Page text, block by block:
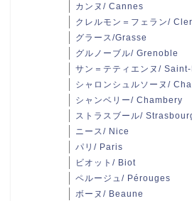
カンヌ/ Cannes
クレルモン＝フェラン/
グラース/Grasse
グルノーブル/ Grenoble
サン＝テティエンヌ/
シャロンシュルソーヌ/
シャンベリー/ Chambery
ストラスブール/
ニース/ Nice
パリ/ Paris
ビオット/ Biot
ペルージュ/ Pérouges
ボーヌ/ Beaune